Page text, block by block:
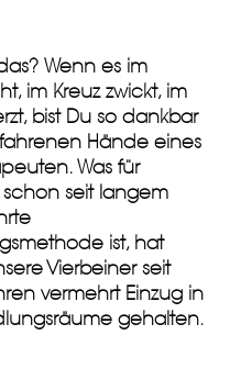
Wenn es im
im Kreuz zwickt, im
bist Du so dankbar
Hände eines
Was für
seit langem
ist, hat
Vierbeiner seit
vermehrt Einzug in
gehalten.